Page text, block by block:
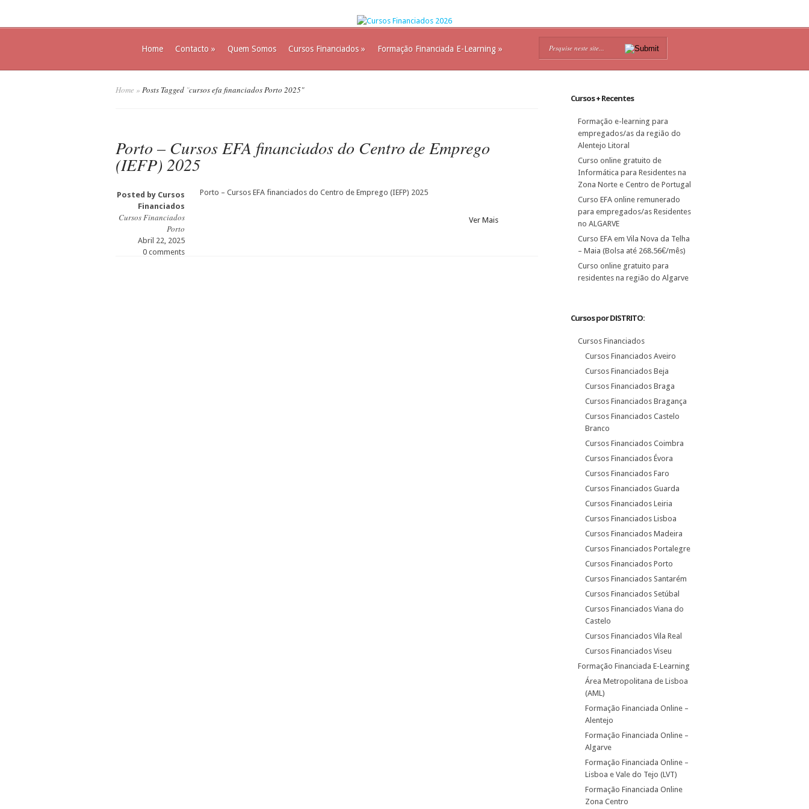
Home Contacto » Quem Somos Cursos Financiados» Formação Financiada E-Learning »
Home » Posts Tagged "cursos efa financiados Porto 2025"
Porto – Cursos EFA financiados do Centro de Emprego
(IEFP) 2025
Posted by Cursos
Financiados
Cursos Financiados
Porto
Abril 22, 2025
0 comments
Porto – Cursos EFA financiados do Centro de Emprego (IEFP) 2025
Ver Mais
Cursos + Recentes
Formação e-learning para
empregados/as da região do
Alentejo Litoral
Curso online gratuito de
Informática para Residentes na
Zona Norte e Centro de Portugal
Curso EFA online remunerado
para empregados/as Residentes
no ALGARVE
Curso EFA em Vila Nova da Telha
– Maia (Bolsa até 268.56€/mês)
Curso online gratuito para
residentes na região do Algarve
Cursos por DISTRITO:
Cursos Financiados
Cursos Financiados Aveiro
Cursos Financiados Beja
Cursos Financiados Braga
Cursos Financiados Bragança
Cursos Financiados Castelo
Branco
Cursos Financiados Coimbra
Cursos Financiados Évora
Cursos Financiados Faro
Cursos Financiados Guarda
Cursos Financiados Leiria
Cursos Financiados Lisboa
Cursos Financiados Madeira
Cursos Financiados Portalegre
Cursos Financiados Porto
Cursos Financiados Santarém
Cursos Financiados Setúbal
Cursos Financiados Viana do
Castelo
Cursos Financiados Vila Real
Cursos Financiados Viseu
Formação Financiada E-Learning
Área Metropolitana de Lisboa
(AML)
Formação Financiada Online –
Alentejo
Formação Financiada Online –
Algarve
Formação Financiada Online –
Lisboa e Vale do Tejo (LVT)
Formação Financiada Online
Zona Centro